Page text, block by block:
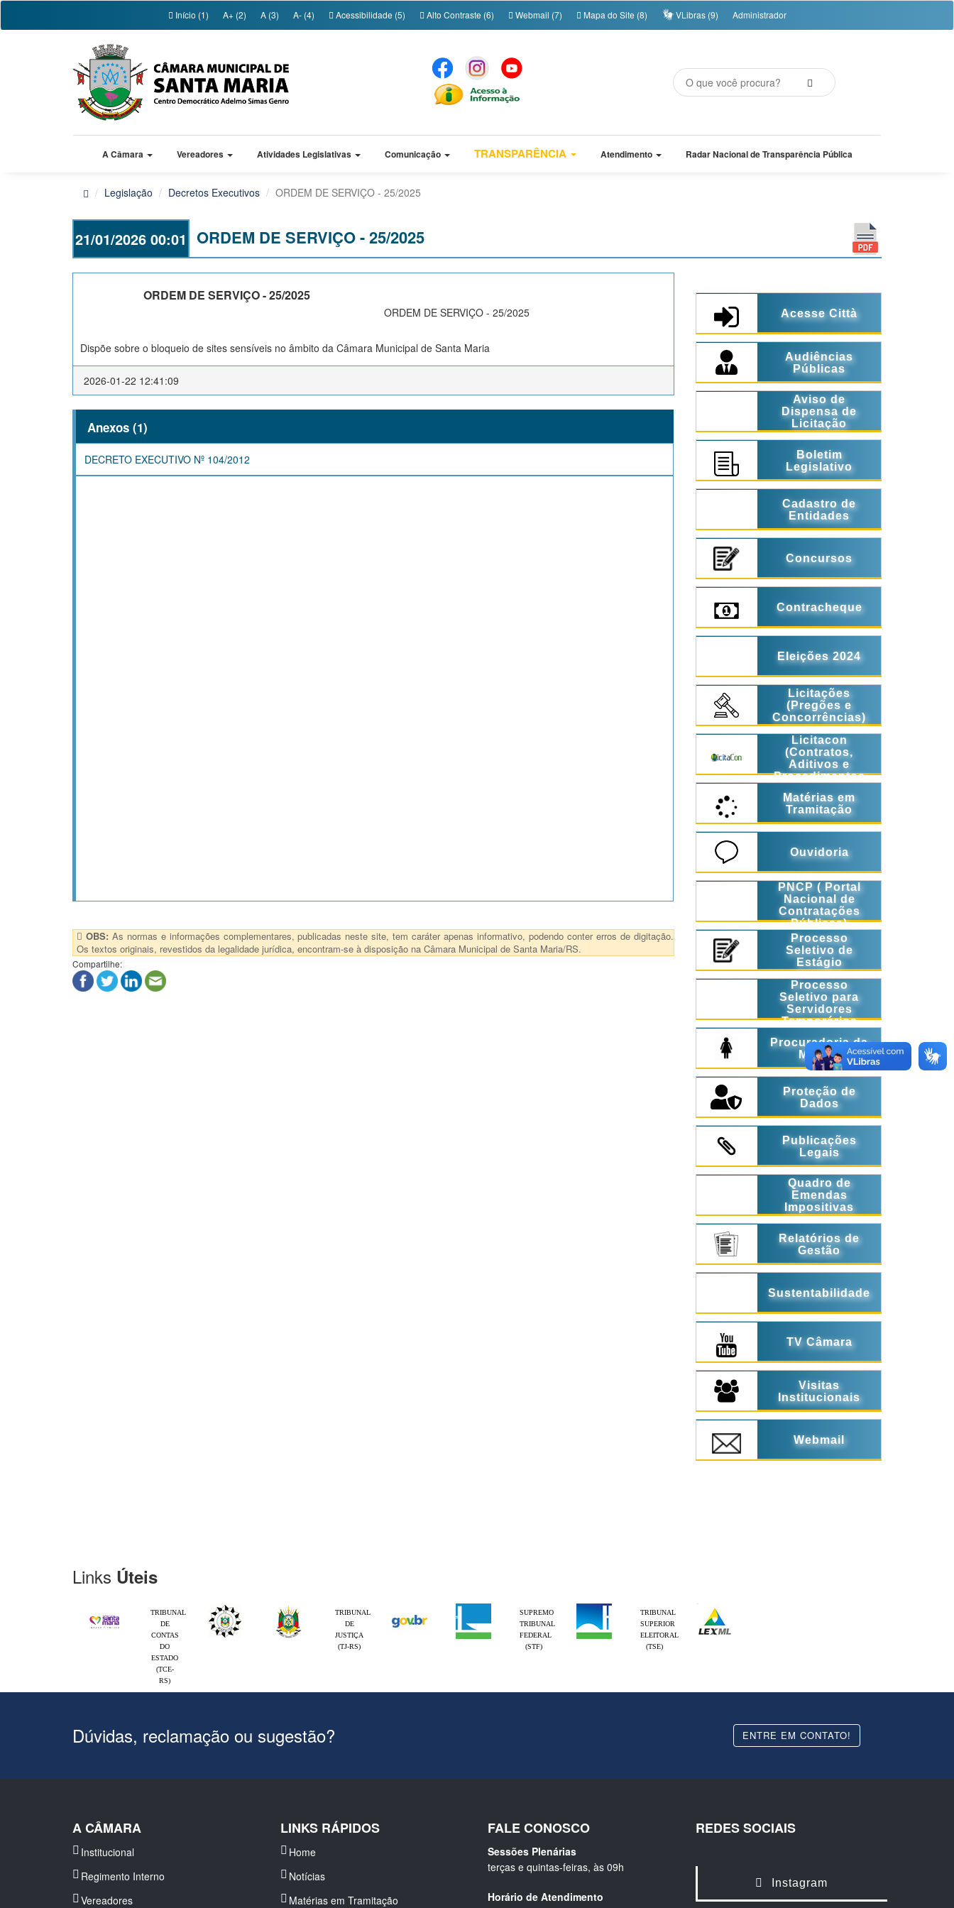
Início (1) A+ (2) A (3) A- (4) Acessibilidade (5) Alto Contraste (6) Webmail (7) Mapa do Site (8) VLibras (9) Administrador
A Câmara Vereadores Atividades Legislativas Comunicação TRANSPARÊNCIA Atendimento Radar Nacional de Transparência Pública
Legislação Decretos Executivos ORDEM DE SERVIÇO - 25/2025
21/01/2026 00:01 ORDEM DE SERVIÇO - 25/2025
ORDEM DE SERVIÇO - 25/2025
ORDEM DE SERVIÇO - 25/2025
Dispõe sobre o bloqueio de sites sensíveis no âmbito da Câmara Municipal de Santa Maria
2026-01-22 12:41:09
Anexos (1)
DECRETO EXECUTIVO Nº 104/2012
OBS: As normas e informações complementares, publicadas neste site, tem caráter apenas informativo, podendo conter erros de digitação.
Os textos originais, revestidos da legalidade jurídica, encontram-se à disposição na Câmara Municipal de Santa Maria/RS.
Compartilhe:
Acesse Città
Audiências
Públicas
Aviso de
Dispensa de
Licitação
Boletim
Legislativo
Cadastro de
Entidades
Concursos
Contracheque
Eleições 2024
Licitações
(Pregões e
Concorrências)
Licitacon
(Contratos,
Aditivos e
Procedimentos
Matérias em
Tramitação
Ouvidoria
PNCP ( Portal
Nacional de
Contratações
Públicas)
Processo
Seletivo de
Estágio
Processo
Seletivo para
Servidores
Temporários
Procuradoria da
Mulher
Proteção de
Dados
Publicações
Legais
Quadro de
Emendas
Impositivas
Relatórios de
Gestão
Sustentabilidade
TV Câmara
Visitas
Institucionais
Webmail
Links Úteis
TRIBUNAL
DE
CONTAS
DO
ESTADO
(TCE-
RS)
TRIBUNAL
DE
JUSTIÇA
(TJ-RS)
SUPREMO
TRIBUNAL
FEDERAL
(STF)
TRIBUNAL
SUPERIOR
ELEITORAL
(TSE)
Dúvidas, reclamação ou sugestão? ENTRE EM CONTATO!
A CÂMARA
Institucional
Regimento Interno
Vereadores
LINKS RÁPIDOS
Home
Notícias
Matérias em Tramitação
FALE CONOSCO
Sessões Plenárias
terças e quintas-feiras, às 09h
Horário de Atendimento
REDES SOCIAIS
Instagram